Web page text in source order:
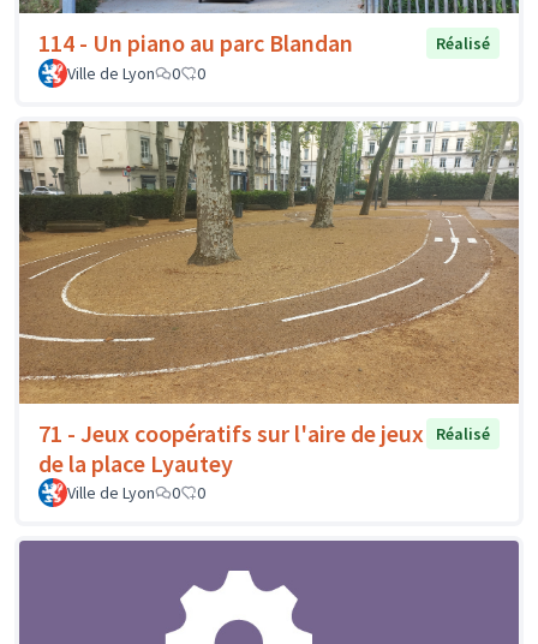
114 - Un piano au parc Blandan
Réalisé
Ville de Lyon
0 0
71 - Jeux coopératifs sur l'aire de jeux
de la place Lyautey
Réalisé
Ville de Lyon 0 0